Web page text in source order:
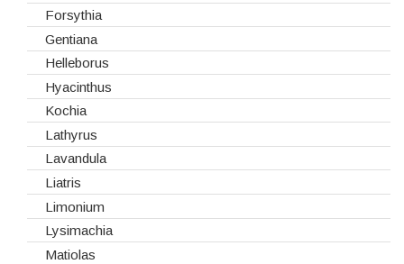
Gladiolus
Hydrangeas
Ilex
Lilium
Lisiantos
Moluccella
Monoflor
Phaleonopsis
Polianthes - Nardus
Rosas do Equador
Rosas da Holanda
Forsythia
Gentiana
Helleborus
Hyacinthus
Kochia
Lathyrus
Lavandula
Liatris
Limonium
Lysimachia
Matiolas